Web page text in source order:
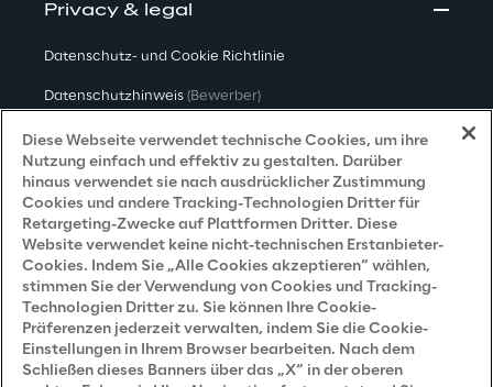
Privacy & legal
Datenschutz- und Cookie Richtlinie
Datenschutzhinweis (Bewerber)
Datenschutzhinweis(Kunden)
Datenschutzhinweis (Dienstleister)
Datenschutzhinweis (Marketing)
Grundsatzerklärung - LKSG(Deutschland)
Accessibility Statement
Careers
Diese Webseite verwendet technische Cookies, um ihre
Nutzung einfach und effektiv zu gestalten. Darüber
hinaus verwendet sie nach ausdrücklicher Zustimmung
Cookies und andere Tracking-Technologien Dritter für
Retargeting-Zwecke auf Plattformen Dritter. Diese
Website verwendet keine nicht-technischen Erstanbieter-
Cookies. Indem Sie „Alle Cookies akzeptieren“ wählen,
stimmen Sie der Verwendung von Cookies und Tracking-
Technologien Dritter zu. Sie können Ihre Cookie-
Präferenzen jederzeit verwalten, indem Sie die Cookie-
Einstellungen in Ihrem Browser bearbeiten. Nach dem
Schließen dieses Banners über das „X“ in der oberen